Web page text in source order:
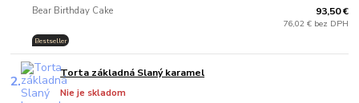
Bear Birthday Cake
Bestseller
93,50 €
76,02 € bez DPH
2. Torta základná Slaný karamel
Nie je skladom